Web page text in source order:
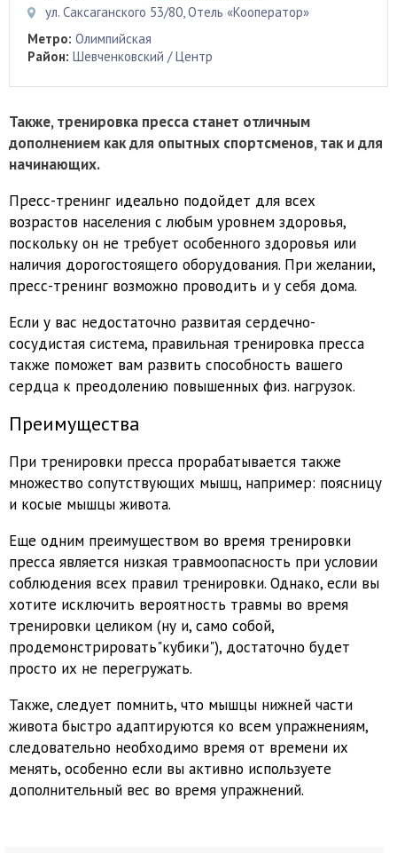
ул. Саксаганского 53/80, Отель «Кооператор»
Метро: Олимпийская
Район: Шевченковский / Центр
Также, тренировка пресса станет отличным
дополнением как для опытных спортсменов, так и для
начинающих.
Пресс-тренинг идеально подойдет для всех
возрастов населения с любым уровнем здоровья,
поскольку он не требует особенного здоровья или
наличия дорогостоящего оборудования. При желании,
пресс-тренинг возможно проводить и у себя дома.
Если у вас недостаточно развитая сердечно-
сосудистая система, правильная тренировка пресса
также поможет вам развить способность вашего
сердца к преодолению повышенных физ. нагрузок.
Преимущества
При тренировки пресса прорабатывается также
множество сопутствующих мышц, например: поясницу
и косые мышцы живота.
Еще одним преимуществом во время тренировки
пресса является низкая травмоопасность при условии
соблюдения всех правил тренировки. Однако, если вы
хотите исключить вероятность травмы во время
тренировки целиком (ну и, само собой,
продемонстрировать"кубики"), достаточно будет
просто их не перегружать.
Также, следует помнить, что мышцы нижней части
живота быстро адаптируются ко всем упражнениям,
следовательно необходимо время от времени их
менять, особенно если вы активно используете
дополнительный вес во время упражнений.